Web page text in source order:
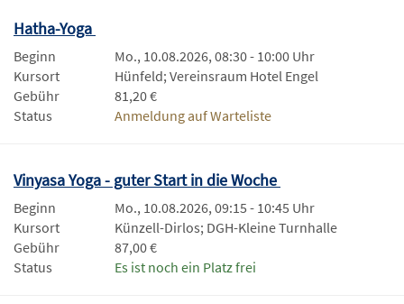
Hatha-Yoga
Beginn
Mo., 10.08.2026, 08:30 - 10:00 Uhr
Kursort
Hünfeld; Vereinsraum Hotel Engel
Gebühr
81,20 €
Status
Anmeldung auf Warteliste
Vinyasa Yoga - guter Start in die Woche
Beginn
Mo., 10.08.2026, 09:15 - 10:45 Uhr
Kursort
Künzell-Dirlos; DGH-Kleine Turnhalle
Gebühr
87,00 €
Status
Es ist noch ein Platz frei